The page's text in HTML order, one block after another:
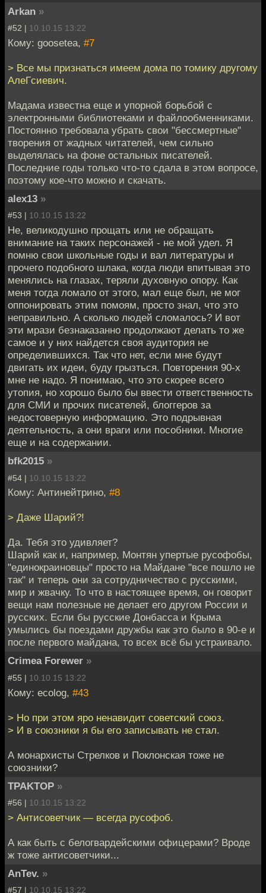
Arkan »
#52 | 10.10.15 13:22
Кому: goosetea, #7
> Все мы признаться имеем дома по томику другому
АлеГсиевич.
Мадама известна еще и упорной борьбой с
электронными библиотеками и файлообменниками.
Постоянно требовала убрать свои "бессмертные"
творения от жадных читателей, чем сильно
выделялась на фоне остальных писателей.
Последние годы только что-то сдала в этом вопросе,
поэтому кое-что можно и скачать.
alex13 »
#53 | 10.10.15 13:22
Не, великодушно прощать или не обращать
внимание на таких персонажей - не мой удел. Я
помню свои школьные годы и вал литературы и
прочего подобного шлака, когда люди впитывая это
менялись на глазах, теряли духовную опору. Как
меня тогда ломало от этого, мал еще был, не мог
оппонировать этим помоям, просто знал, что это
неправильно. А сколько людей сломалось? И вот
эти мрази безнаказанно продолжают делать то же
самое и у них найдется своя аудитория не
определившихся. Так что нет, если мне будут
двигать их идеи, буду грызться. Повторения 90-х
мне не надо. Я понимаю, что это скорее всего
утопия, но хорошо было бы ввести ответственность
для СМИ и прочих писателей, блоггеров за
недостоверную информацию. Это подрывная
деятельность, а они враги или пособники. Многие
еще и на содержании.
bfk2015 »
#54 | 10.10.15 13:22
Кому: Антинейтрино, #8
> Даже Шарий?!
Да. Тебя это удивляет?
Шарий как и, например, Монтян упертые русофобы,
"единокраиновцы" просто на Майдане "все пошло не
так" и теперь они за сотрудничество с русскими,
мир и жвачку. То что в настоящее время, он говорит
вещи нам полезные не делает его другом России и
русских. Если бы русские Донбасса и Крыма
умылись бы поездами дружбы как это было в 90-е и
после первого майдана, то всех всё бы устраивало.
Crimea Forewer »
#55 | 10.10.15 13:22
Кому: ecolog, #43
> Но при этом яро ненавидит советский союз.
> И в союзники я бы его записывать не стал.
А монархисты Стрелков и Поклонская тоже не
союзники?
TPAKTOP »
#56 | 10.10.15 13:22
> Антисоветчик — всегда русофоб.
А как быть с белогвардейскими офицерами? Вроде
ж тоже антисоветчики...
AnTev. »
#57 | 10.10.15 13:22